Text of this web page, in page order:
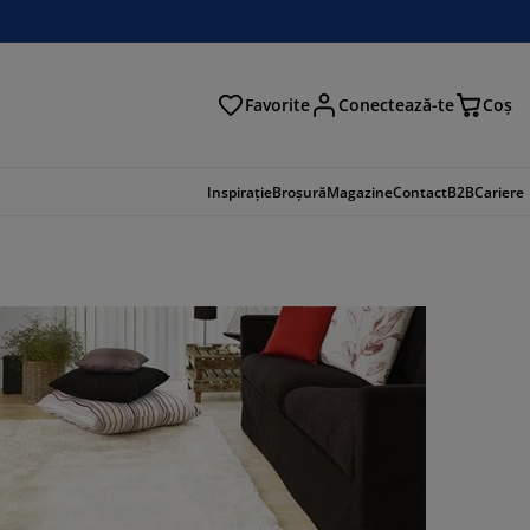
Favorite Conectează-te Coş
InspirațieBroșurăMagazineContactB2BCariere